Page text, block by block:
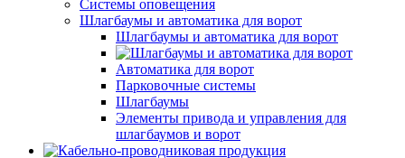
Системы оповещения
Шлагбаумы и автоматика для ворот
Шлагбаумы и автоматика для ворот
Автоматика для ворот
Парковочные системы
Шлагбаумы
Элементы привода и управления для
шлагбаумов и ворот